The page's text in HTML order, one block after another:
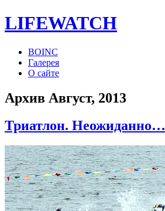
LIFEWATCH
BOINC
Галерея
О сайте
Архив Август, 2013
Триатлон. Неожиданно…